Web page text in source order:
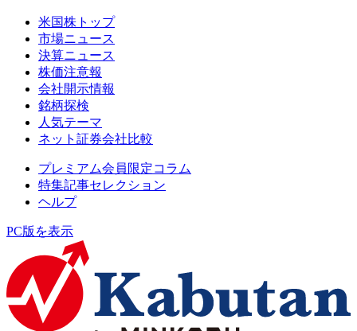
米国株トップ
市場ニュース
決算ニュース
株価注意報
会社開示情報
銘柄探検
人気テーマ
ネット証券会社比較
プレミアム会員限定コラム
特集記事セレクション
ヘルプ
PC版を表示